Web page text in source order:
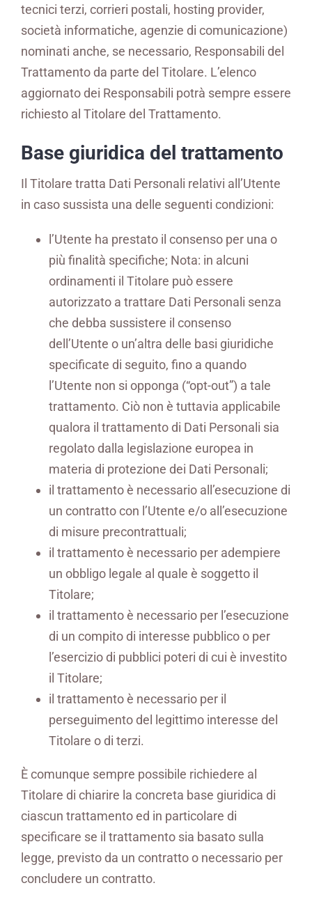
tecnici terzi, corrieri postali, hosting provider,
società informatiche, agenzie di comunicazione)
nominati anche, se necessario, Responsabili del
Trattamento da parte del Titolare. L’elenco
aggiornato dei Responsabili potrà sempre essere
richiesto al Titolare del Trattamento.
Base giuridica del trattamento
Il Titolare tratta Dati Personali relativi all’Utente
in caso sussista una delle seguenti condizioni:
l’Utente ha prestato il consenso per una o
più finalità specifiche; Nota: in alcuni
ordinamenti il Titolare può essere
autorizzato a trattare Dati Personali senza
che debba sussistere il consenso
dell’Utente o un’altra delle basi giuridiche
specificate di seguito, fino a quando
l’Utente non si opponga (“opt-out”) a tale
trattamento. Ciò non è tuttavia applicabile
qualora il trattamento di Dati Personali sia
regolato dalla legislazione europea in
materia di protezione dei Dati Personali;
il trattamento è necessario all’esecuzione di
un contratto con l’Utente e/o all’esecuzione
di misure precontrattuali;
il trattamento è necessario per adempiere
un obbligo legale al quale è soggetto il
Titolare;
il trattamento è necessario per l’esecuzione
di un compito di interesse pubblico o per
l’esercizio di pubblici poteri di cui è investito
il Titolare;
il trattamento è necessario per il
perseguimento del legittimo interesse del
Titolare o di terzi.
È comunque sempre possibile richiedere al
Titolare di chiarire la concreta base giuridica di
ciascun trattamento ed in particolare di
specificare se il trattamento sia basato sulla
legge, previsto da un contratto o necessario per
concludere un contratto.